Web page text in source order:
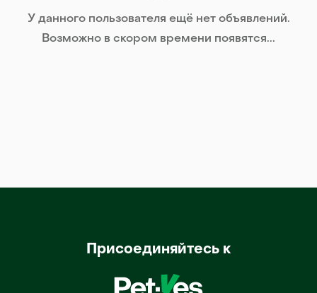
У данного пользователя ещё нет объявлений.
Возможно в скором времени появятся...
Присоединяйтесь к